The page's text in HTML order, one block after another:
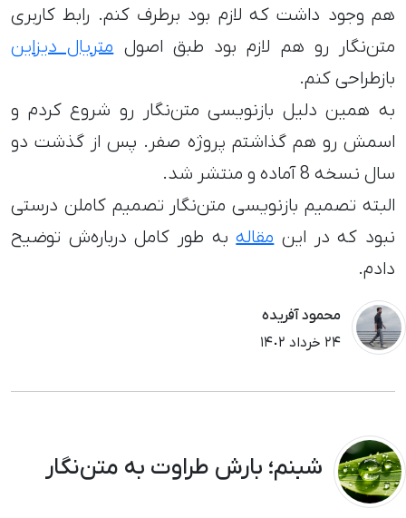
هم وجود داشت که لازم بود برطرف کنم. رابط کاربری
متن‌نگار رو هم لازم بود طبق اصولمتریال دیزاین
بازطراحی کنم.
به همین دلیل بازنویسی متن‌نگار رو شروع کردم و
اسمش رو هم گذاشتم پروژه صفر. پس از گذشت دو
سال نسخه 8 آماده و منتشر شد.
البته تصمیم بازنویسی متن‌نگار تصمیم کاملن درستی
نبود که در اینمقالهبه طور کامل درباره‌ش توضیح
دادم.
محمود آفریده
٢۴ خرداد ١۴٠٢
شبنم؛ بارش طراوت به متن‌نگار